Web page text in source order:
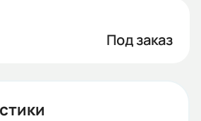
Под заказ